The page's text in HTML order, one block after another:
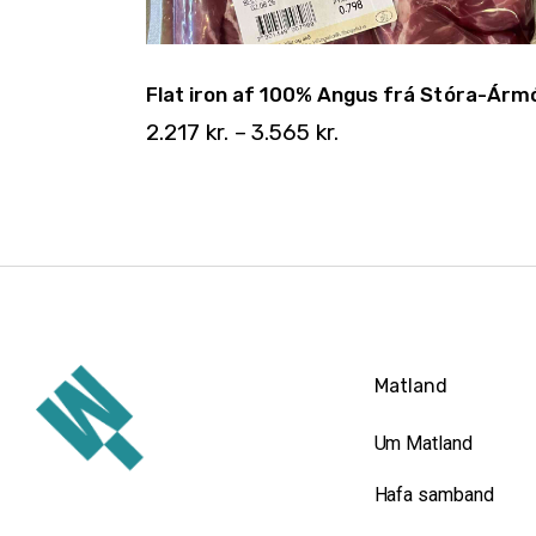
Flat iron af 100% Angus frá Stóra-
2.217 kr. – 3.565 kr.
Matland
Um Matland
Hafa samband